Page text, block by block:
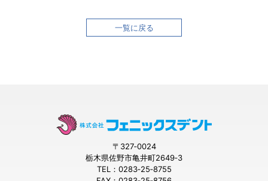
一覧に戻る
〒327‐0024
栃木県佐野市亀井町2649‐3
TEL：0283‐25‐8755